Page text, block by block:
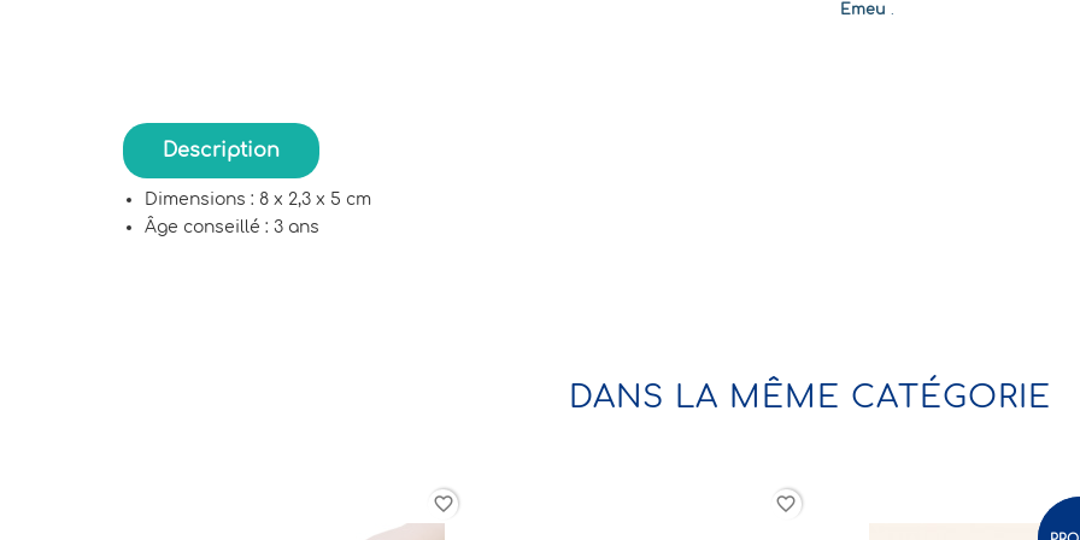
Emeu
Description
Dimensions : 8 x 2,3 x 5 cm
Âge conseillé : 3 ans
DANS LA MÊME CATÉGORIE
favorite_border favorite_border